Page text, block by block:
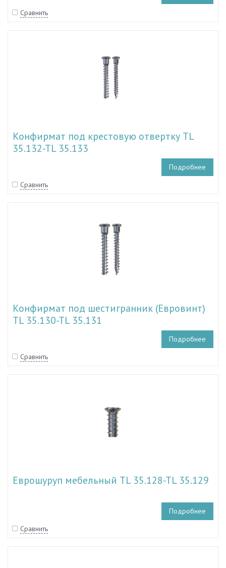
Сравнить
Конфирмат под крестовую отвертку TL
35.132-TL 35.133
Подробнее
Сравнить
Конфирмат под шестигранник (Евровинт)
TL 35.130-TL 35.131
Подробнее
Сравнить
Еврошуруп мебельный TL 35.128-TL 35.129
Подробнее
Сравнить